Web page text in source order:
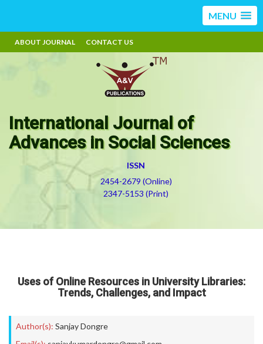
MENU
ABOUT JOURNAL CONTACT US
International Journal of
Advances in Social Sciences
ISSN
2454-2679 (Online)
2347-5153 (Print)
Uses of Online Resources in University Libraries:
Trends, Challenges, and Impact
Author(s): Sanjay Dongre